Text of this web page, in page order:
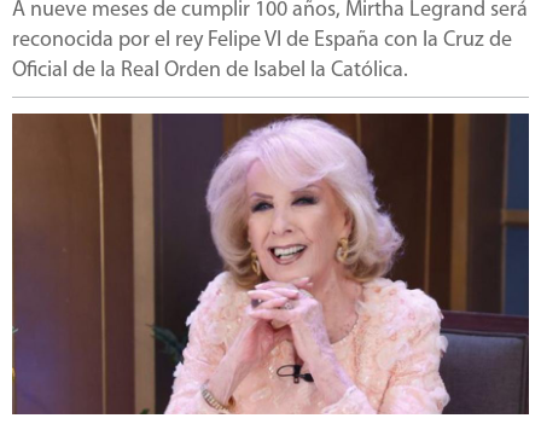
A nueve meses de cumplir 100 años, Mirtha Legrand será
reconocida por el rey Felipe VI de España con la Cruz de
Oficial de la Real Orden de Isabel la Católica.